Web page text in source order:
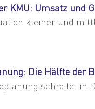
KMU: Umsatz und
kleiner und
Die Hälfte der
schreitet in